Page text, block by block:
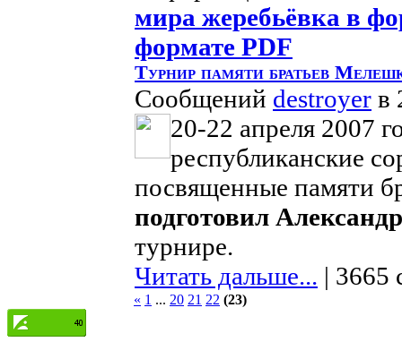
мира жеребьёвка в
формате PDF
Турнир памяти братьев
Сообщений destroyer в
20-22 апреля 2007
республиканские
посвященные памяти
подготовил
турнире.
Читать дальше... | 3665
« 1 ... 20 21 22 (23)